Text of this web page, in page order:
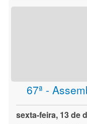
67ª -
sexta-feira, 13 de